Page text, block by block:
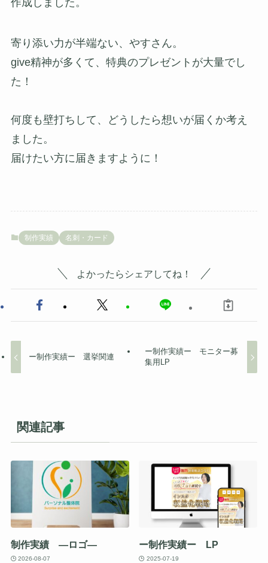
作成しました。
寄り添い力が半端ない、やすさん。
give精神が多くて、特典のプレゼントが大量でし
た！
何度も壁打ちして、どうしたら想いが届くか考え
ました。
届けたい方に届きますように！
制作実績 名刺・カード
よかったらシェアしてね！
ー制作実績ー 選挙関連
ー制作実績ー モニター募
集用LP
関連記事
制作実績 —ロゴ—
2026-08-07
ー制作実績ー LP
2025-07-19